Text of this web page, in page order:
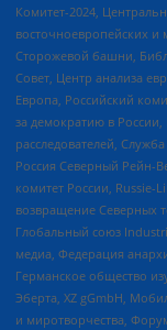
Комитет-2024,
восточноевропейских
Сторожевой башни,
Совет, Центр анализа
Европа, Российский
за демократию в России,
расследователей,
Россия Северный Рейн-
комитет России, Russie-
возвращение Северных
Глобальный союз
медиа, Федерация
Германское общество
Эберта, XZ gGmbH,
и миротворчества,